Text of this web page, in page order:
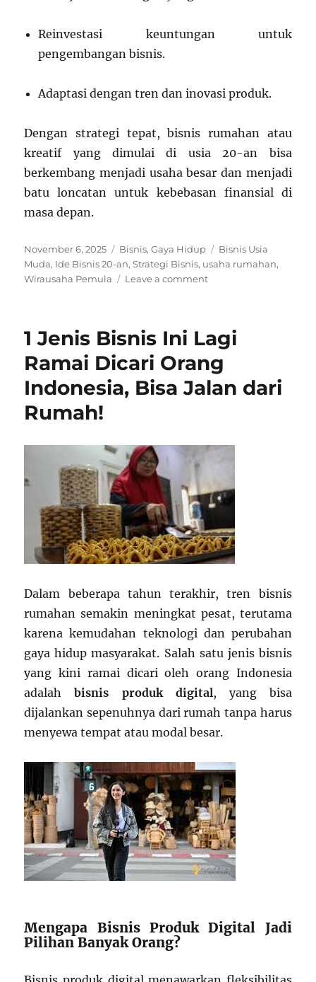
Reinvestasi keuntungan untuk
pengembangan bisnis.
Adaptasi dengan tren dan inovasi produk.
Dengan strategi tepat, bisnis rumahan atau
kreatif yang dimulai di usia 20-an bisa
berkembang menjadi usaha besar dan menjadi
batu loncatan untuk kebebasan finansial di
masa depan.
Posted
on
November 6, 2025 Categories
Bisnis,Gaya Hidup Tags
Bisnis Usia
Muda, Ide Bisnis 20-an,Strategi Bisnis, usaha rumahan,
Wirausaha Pemula
Leave a commenton
Bisnis
Usia
20-
an:
Pertama
1 Jenis Bisnis Ini Lagi
Ramai Dicari Orang
Indonesia, Bisa Jalan dari
Rumah!
Dalam beberapa tahun terakhir, tren bisnis
rumahan semakin meningkat pesat, terutama
karena kemudahan teknologi dan perubahan
gaya hidup masyarakat. Salah satu jenis bisnis
yang kini ramai dicari oleh orang Indonesia
adalahbisnis produk digital, yang bisa
dijalankan sepenuhnya dari rumah tanpa harus
menyewa tempat atau modal besar.
Mengapa Bisnis Produk Digital Jadi
Pilihan Banyak Orang?